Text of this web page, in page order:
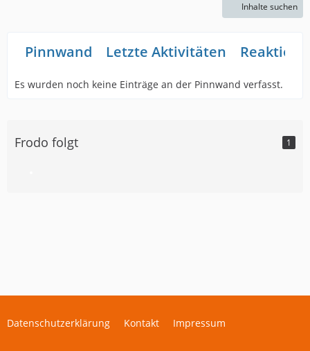
Inhalte suchen
Pinnwand Letzte Aktivitäten
Es wurden noch keine Einträge an der Pinnwand verfasst.
Frodo folgt 1
Datenschutzerklärung Kontakt Impressum